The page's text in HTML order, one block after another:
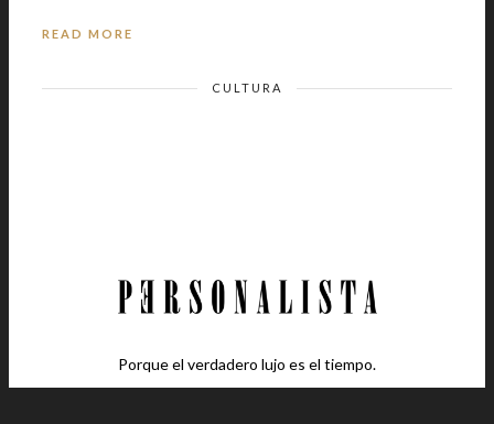
READ MORE
CULTURA
Porque el verdadero lujo es el tiempo.